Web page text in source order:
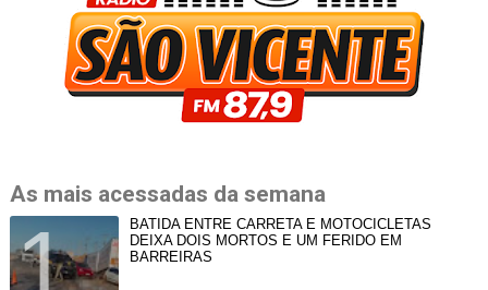
As mais acessadas da semana
BATIDA ENTRE CARRETA E MOTOCICLETAS
DEIXA DOIS MORTOS E UM FERIDO EM
BARREIRAS